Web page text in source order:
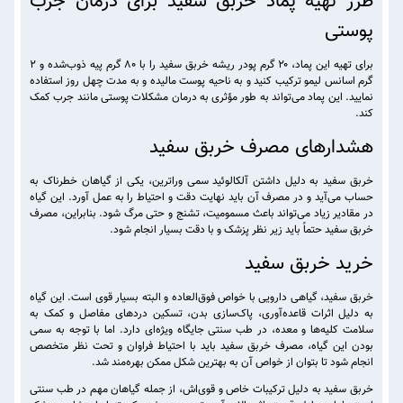
پوستی
برای تهیه این پماد، ۲۰ گرم پودر ریشه خربق سفید را با ۸۰ گرم پیه ذوب‌شده و ۲
گرم اسانس لیمو ترکیب کنید و به ناحیه پوست مالیده و به مدت چهل روز استفاده
نمایید. این پماد می‌تواند به طور مؤثری به درمان مشکلات پوستی مانند جرب کمک
کند.
هشدارهای مصرف خربق سفید
خربق سفید به دلیل داشتن آلکالوئید سمی وراترین، یکی از گیاهان خطرناک به
حساب می‌آید و در مصرف آن باید نهایت دقت و احتیاط را به عمل آورد. این گیاه
در مقادیر زیاد می‌تواند باعث مسمومیت، تشنج و حتی مرگ شود. بنابراین، مصرف
خربق سفید حتماً باید زیر نظر پزشک و با دقت بسیار انجام شود.
خرید خربق سفید
خربق سفید، گیاهی دارویی با خواص فوق‌العاده و البته بسیار قوی است. این گیاه
به دلیل اثرات قاعده‌آوری، پاک‌سازی بدن، تسکین دردهای مفاصل و کمک به
سلامت کلیه‌ها و معده، در طب سنتی جایگاه ویژه‌ای دارد. اما با توجه به سمی
بودن این گیاه، مصرف خربق سفید باید با احتیاط فراوان و تحت نظر متخصص
انجام شود تا بتوان از خواص آن به بهترین شکل ممکن بهره‌مند شد.
خربق سفید به دلیل ترکیبات خاص و قوی‌اش، از جمله گیاهان مهم در طب سنتی